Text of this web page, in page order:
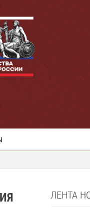
ЛЕНТА